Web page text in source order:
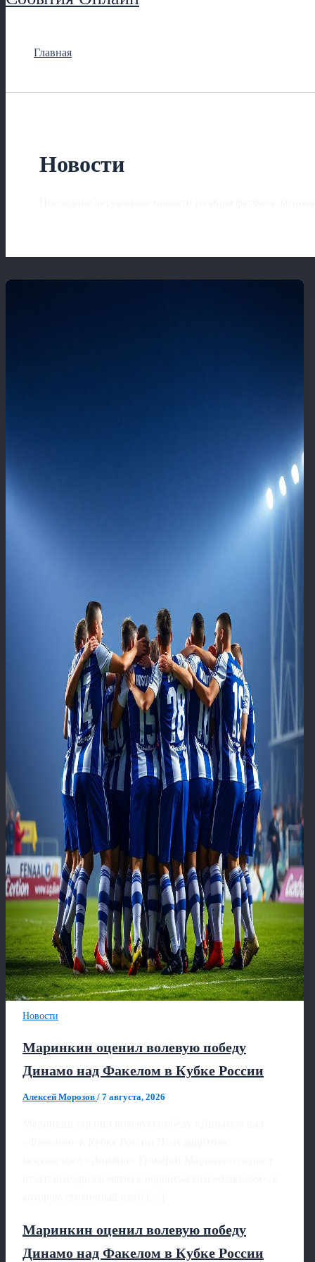
Главная
Новости
Новости
Маринкин оценил волевую победу
Динамо над Факелом в Кубке России
Алексей Морозов / 7 августа, 2026
Маринкин оценил волевую победу
Динамо над Факелом в Кубке России